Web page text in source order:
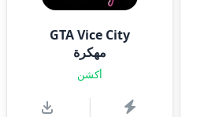
GTA Vice City
مهكرة
أكشن